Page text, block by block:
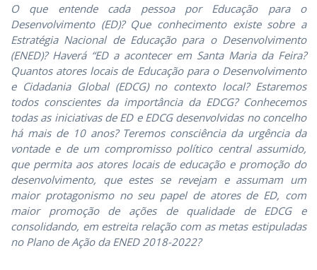
O que entende cada pessoa por Educação para o
Desenvolvimento (ED)? Que conhecimento existe sobre a
Estratégia Nacional de Educação para o Desenvolvimento
(ENED)? Haverá “ED a acontecer em Santa Maria da Feira?
Quantos atores locais de Educação para o Desenvolvimento
e Cidadania Global (EDCG) no contexto local? Estaremos
todos conscientes da importância da EDCG? Conhecemos
todas as iniciativas de ED e EDCG desenvolvidas no concelho
há mais de 10 anos? Teremos consciência da urgência da
vontade e de um compromisso político central assumido,
que permita aos atores locais de educação e promoção do
desenvolvimento, que estes se revejam e assumam um
maior protagonismo no seu papel de atores de ED, com
maior promoção de ações de qualidade de EDCG e
consolidando, em estreita relação com as metas estipuladas
no Plano de Ação da ENED 2018-2022?